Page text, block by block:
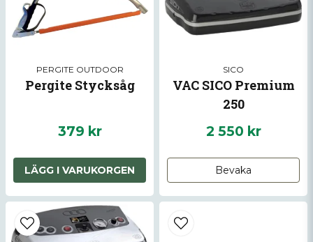
PERGITE OUTDOOR
Pergite Stycksåg
379 kr
LÄGG I VARUKORGEN
SICO
VAC SICO Premium
250
2 550 kr
Bevaka
Skicka fråga